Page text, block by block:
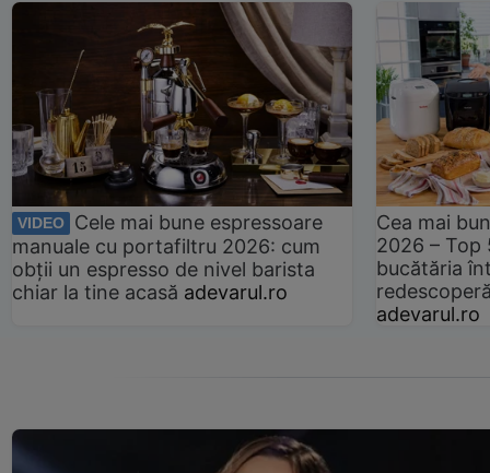
VIDEO
Cele mai bune espressoare
manuale cu portafiltru 2026: cum
obții un espresso de nivel barista
chiar la tine acasă adevarul.ro
Cea mai
2026 –
bucătăria
adevarul.ro